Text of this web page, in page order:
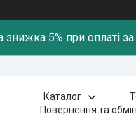
5% при оплаті
Каталог
Повернення та обмін